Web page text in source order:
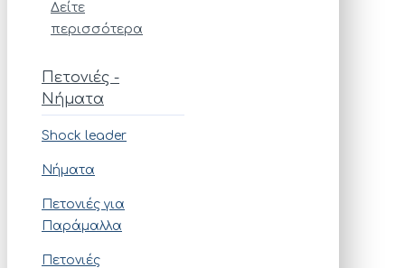
Δείτε
περισσότερα
Πετονιές -
Νήματα
Shock leader
Νήματα
Πετονιές για
Παράμαλλα
Πετονιές